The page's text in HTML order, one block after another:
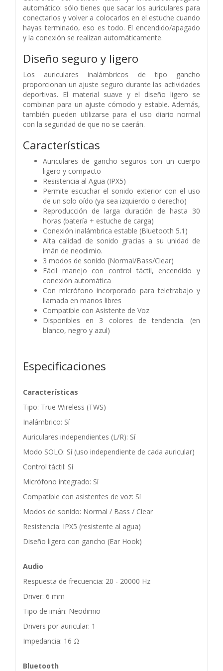
automático: sólo tienes que sacar los auriculares para
conectarlos y volver a colocarlos en el estuche cuando
hayas terminado, eso es todo. El encendido/apagado
y la conexión se realizan automáticamente.
Diseño seguro y ligero
Los auriculares inalámbricos de tipo gancho
proporcionan un ajuste seguro durante las actividades
deportivas. El material suave y el diseño ligero se
combinan para un ajuste cómodo y estable. Además,
también pueden utilizarse para el uso diario normal
con la seguridad de que no se caerán.
Características
Auriculares de gancho seguros con un cuerpo
ligero y compacto
Resistencia al Agua (IPX5)
Permite escuchar el sonido exterior con el uso
de un solo oído (ya sea izquierdo o derecho)
Reproducción de larga duración de hasta 30
horas (batería + estuche de carga)
Conexión inalámbrica estable (Bluetooth 5.1)
Alta calidad de sonido gracias a su unidad de
imán de neodimio.
3 modos de sonido (Normal/Bass/Clear)
Fácil manejo con control táctil, encendido y
conexión automática
Con micrófono incorporado para teletrabajo y
llamada en manos libres
Compatible con Asistente de Voz
Disponibles en 3 colores de tendencia. (en
blanco, negro y azul)
Especificaciones
Características
Tipo: True Wireless (TWS)
Inalámbrico: Sí
Auriculares independientes (L/R): Sí
Modo SOLO: Sí (uso independiente de cada auricular)
Control táctil: Sí
Micrófono integrado: Sí
Compatible con asistentes de voz: Sí
Modos de sonido: Normal / Bass / Clear
Resistencia: IPX5 (resistente al agua)
Diseño ligero con gancho (Ear Hook)
Audio
Respuesta de frecuencia: 20 - 20000 Hz
Driver: 6 mm
Tipo de imán: Neodimio
Drivers por auricular: 1
Impedancia: 16 Ω
Bluetooth